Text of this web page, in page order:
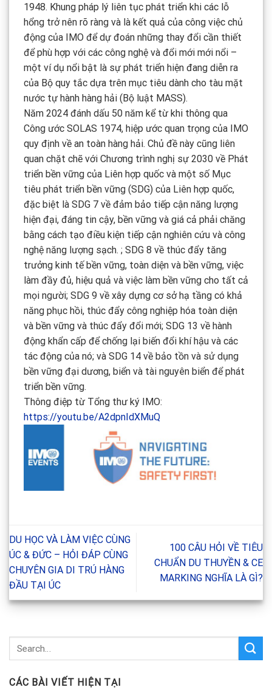
1948. Khung pháp lý liên tục phát triển khi các lỗ
hổng trở nên rõ ràng và là kết quả của công việc chủ
động của IMO để dự đoán những thay đổi cần thiết
để phù hợp với các công nghệ và đổi mới mới nổi –
một ví dụ nổi bật là sự phát triển hiện đang diễn ra
của Bộ quy tắc dựa trên mục tiêu dành cho tàu mặt
nước tự hành hàng hải (Bộ luật MASS).
Năm 2024 đánh dấu 50 năm kể từ khi thông qua
Công ước SOLAS 1974, hiệp ước quan trọng của IMO
quy định về an toàn hàng hải. Chủ đề này cũng liên
quan chặt chẽ với Chương trình nghị sự 2030 về Phát
triển bền vững của Liên hợp quốc và một số Mục
tiêu phát triển bền vững (SDG) của Liên hợp quốc,
đặc biệt là SDG 7 về đảm bảo tiếp cận năng lượng
hiện đại, đáng tin cậy, bền vững và giá cả phải chăng
bằng cách tạo điều kiện tiếp cận nghiên cứu và công
nghệ năng lượng sạch. ; SDG 8 về thúc đẩy tăng
trưởng kinh tế bền vững, toàn diện và bền vững, việc
làm đầy đủ, hiệu quả và việc làm bền vững cho tất cả
mọi người; SDG 9 về xây dựng cơ sở hạ tầng có khả
năng phục hồi, thúc đẩy công nghiệp hóa toàn diện
và bền vững và thúc đẩy đổi mới; SDG 13 về hành
động khẩn cấp để chống lại biến đổi khí hậu và các
tác động của nó; và SDG 14 về bảo tồn và sử dụng
bền vững đại dương, biển và tài nguyên biển để phát
triển bền vững.
Thông điệp từ Tổng thư ký IMO:
https://youtu.be/A2dpnIdXMuQ
DU HỌC VÀ LÀM VIỆC CÙNG
ÚC & ĐỨC – HỎI ĐÁP CÙNG
CHUYÊN GIA DI TRÚ HÀNG
ĐẦU TẠI ÚC
100 CÂU HỎI VỀ TIÊU
CHUẨN DU THUYỀN & CE
MARKING NGHĨA LÀ GÌ?
CÁC BÀI VIẾT HIỆN TẠI